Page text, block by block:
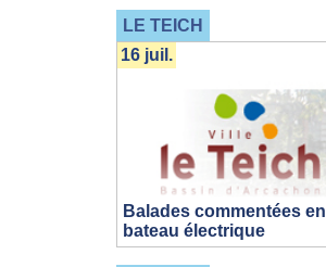
LE TEICH
Balades commentées en
bateau électrique
16 juil.